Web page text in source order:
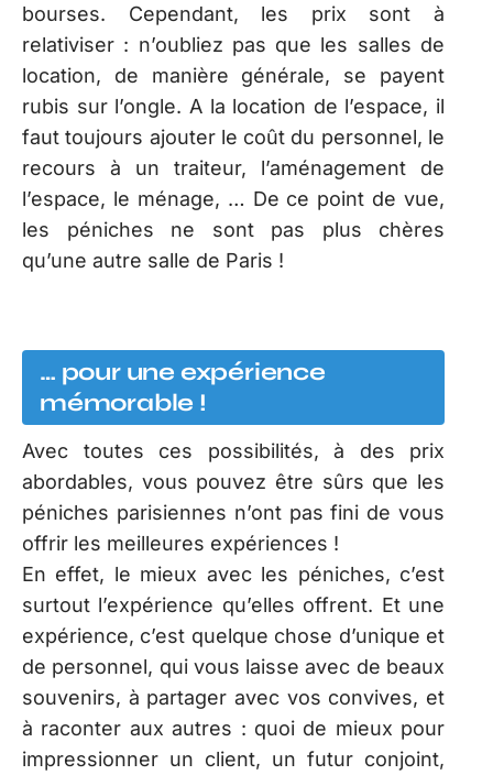
bourses. Cependant, les prix sont à
relativiser : n’oubliez pas que les salles de
location, de manière générale, se payent
rubis sur l’ongle. A la location de l’espace, il
faut toujours ajouter le coût du personnel, le
recours à un traiteur, l’aménagement de
l’espace, le ménage, … De ce point de vue,
les péniches ne sont pas plus chères
qu’une autre salle de Paris !
… pour une expérience
mémorable !
Avec toutes ces possibilités, à des prix
abordables, vous pouvez être sûrs que les
péniches parisiennes n’ont pas fini de vous
offrir les meilleures expériences !
En effet, le mieux avec les péniches, c’est
surtout l’expérience qu’elles offrent. Et une
expérience, c’est quelque chose d’unique et
de personnel, qui vous laisse avec de beaux
souvenirs, à partager avec vos convives, et
à raconter aux autres : quoi de mieux pour
impressionner un client, un futur conjoint,